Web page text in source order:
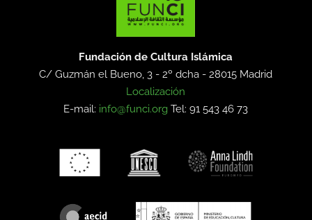
Fundación de Cultura Islámica
C/ Guzmán el Bueno, 3 - 2º dcha -28015 Madrid
Localización
E-mail: info@funci.org Tel: 91 543 46 73